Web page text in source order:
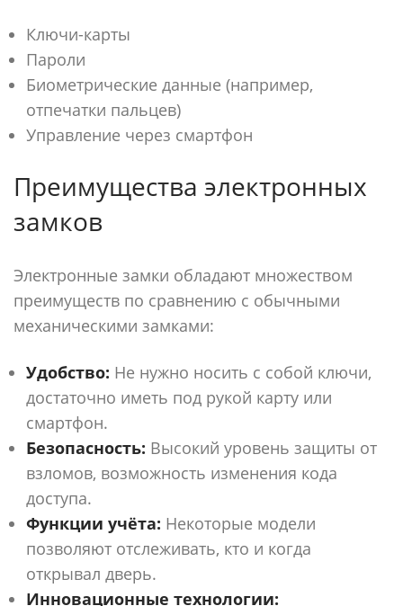
Ключи-карты
Пароли
Биометрические данные (например,
отпечатки пальцев)
Управление через смартфон
Преимущества электронных
замков
Электронные замки обладают множеством
преимуществ по сравнению с обычными
механическими замками:
Удобство: Не нужно носить с собой ключи,
достаточно иметь под рукой карту или
смартфон.
Безопасность: Высокий уровень защиты от
взломов, возможность изменения кода
доступа.
Функции учёта: Некоторые модели
позволяют отслеживать, кто и когда
открывал дверь.
Инновационные технологии: